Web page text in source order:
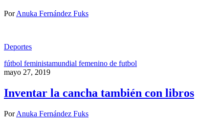
PorAnuka Fernández Fuks
Deportes
fútbol feministamundial femenino de futbol
mayo 27, 2019
Inventar la cancha también con libros
PorAnuka Fernández Fuks